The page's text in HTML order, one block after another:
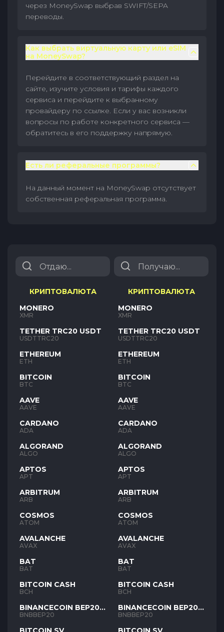
через MoneySwap выбрав SWIFT/SEPA
переводы.
Как выбрать виртуальную карту или eSIM
на MoneySwap?
Перейдите в соответствующий раздел на
сайте, изучите условия и тарифы каждого
сервиса и перейдите к выбранному
провайдеру по ссылке. Если у вас возникли
вопросы по работе конкретного сервиса —
обратитесь в его поддержку напрямую.
Есть ли реферальные программы?
На данный момент на MoneySwap отсутствует
собственная реферальная программа.
КРИПТОВАЛЮТА
MONERO
XMR
TETHER TRC20 USDT
USDTTRC20
ETHEREUM
ETH
BITCOIN
BTC
AAVE
AAVE
CARDANO
ADA
ALGORAND
ALGO
APTOS
APT
ARBITRUM
ARB
COSMOS
ATOM
AVALANCHE
AVAX
BAT
BAT
BITCOIN CASH
BCH
BINANCECOIN BEP20
BNB
BNBBEP20
КРИПТОВАЛЮТА
MONERO
XMR
TETHER TRC20 USDT
USDTTRC20
ETHEREUM
ETH
BITCOIN
BTC
AAVE
AAVE
CARDANO
ADA
ALGORAND
ALGO
APTOS
APT
ARBITRUM
ARB
COSMOS
ATOM
AVALANCHE
AVAX
BAT
BAT
BITCOIN CASH
BCH
BINANCECOIN BEP20
BNB
BNBBEP20